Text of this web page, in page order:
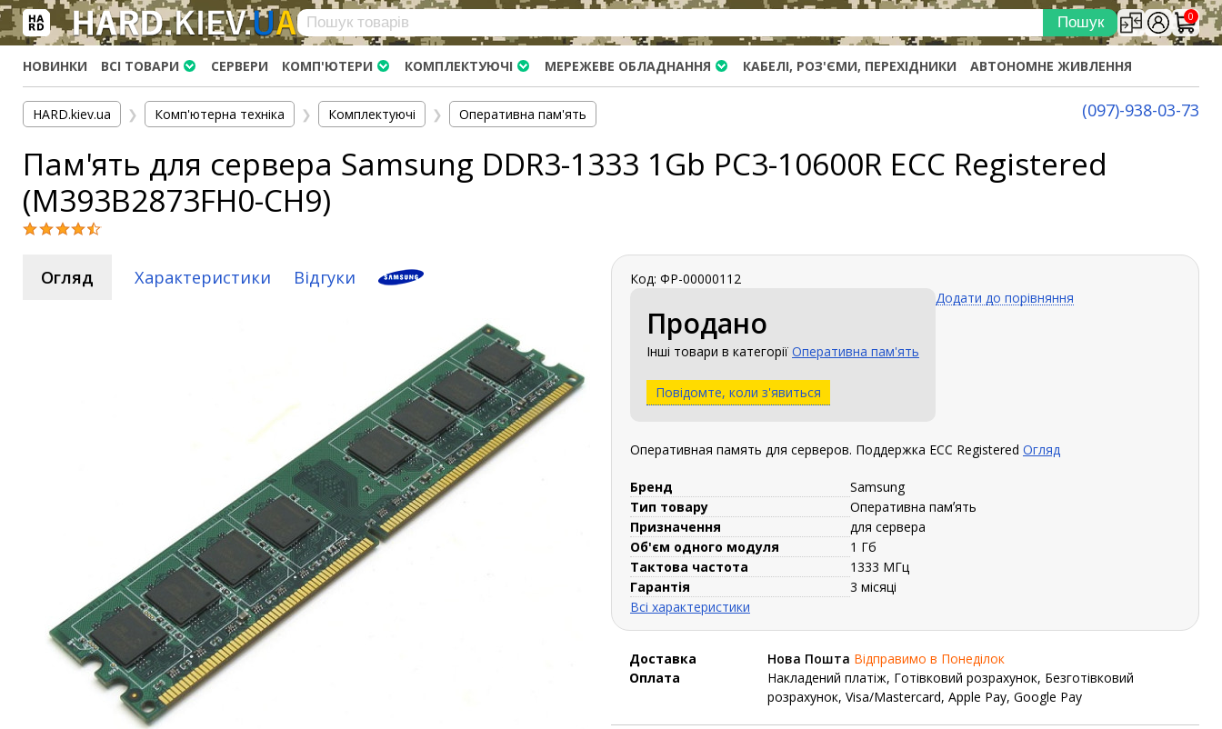
0
Вхід|Реєстрація×
(097)-938-03-73 Telegram WhatsApp
HARD.KIEV.UA
Послуги
Повернення / Обмін
Комп'ютери
Моноблоки
Блоки живлення
Контролери RAID
Кулери та системи охолодження
Корпуси
Кошики та салазки для жорстких дисків
Рейки та кріплення
НОВИНКИ ВСІ ТОВАРИ СЕРВЕРИ КОМП'ЮТЕРИ КОМПЛЕКТУЮЧІ МЕРЕЖЕВЕ ОБЛАДНАННЯ КАБЕЛІ, РОЗ'ЄМИ, ПЕРЕХІДНИКИ АВТОНОМНЕ ЖИВЛЕННЯ
(097)-938-03-73
HARD.kiev.ua ❯ Комп'ютерна техніка ❯ Комплектуючі ❯ Оперативна пам'ять
Пам'ять для сервера Samsung DDR3-1333 1Gb PC3-10600R ECC Registered
(M393B2873FH0-CH9)
Огляд Характеристики Відгуки Код: ФР-00000112
Продано
Інші товари в категорії Оперативна пам'ять
Повідомте, коли з'явиться
Додати до порівняння
Оперативная память для серверов. Поддержка ECC Registered Огляд
Бренд
Samsung
Тип товару
Оперативна памʼять
Призначення
для сервера
Об'єм одного модуля
1 Гб
Тактова частота
1333 МГц
Гарантія
3 місяці
Всі характеристики
Доставка Нова Пошта Відправимо в Понеділок
Оплата
Накладений платіж, Готівковий розрахунок, Безготівковий
розрахунок, Visa/Mastercard, Apple Pay, Google Pay